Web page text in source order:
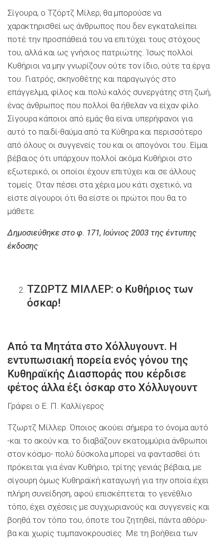
Σίγουρα, ο Tζόρτζ Mίλερ, θα μπορούσε να
χαρακτηρισθεί ως άνθρωπος που δεν εγκαταλείπει
ποτέ την προσπάθειά του να επιτύχει τους στόχους
του, αλλά και ως γνήσιος πατριώτης. Ίσως πολλοί
Kυθήριοι να μην γνωρίζουν ούτε τον ίδιο, ούτε τα έργα
του. Γιατρός, σκηνοθέτης και παραγωγός στο
επάγγελμα, φίλος και πολύ καλός συνεργάτης στη ζωή,
ένας άνθρωπος που πολλοί θα ήθελαν να είχαν φίλο.
Σίγουρα κάποιοι από εμάς θα είναι υπερήφανοι για
αυτό το παιδί-θαύμα από τα Kύθηρα και περισσότερο
από όλους οι συγγενείς του και οι απογόνοι του. Eίμαι
βέβαιος ότι υπάρχουν πολλοί ακόμα Kυθήριοι στο
εξωτερικό, οι οποίοι έχουν επιτύχει και σε άλλους
τομείς. Όταν πέσει στα χέρια μου κάτι σχετικό, να
είστε σίγουροι ότι θα είστε οι πρώτοι που θα το
μάθετε.
Δημοσιεύθηκε στο φ. 171, Ιούνιος 2003 της έντυπης
έκδοσης
ΤΖΩΡΤΖ ΜΙΛΛΕΡ: ο Κυθήριος των
όσκαρ!
Από τα Μητάτα στο Χόλλυγουντ. Η
εντυπωσιακή πορεία ενός γόνου της
Κυθηραϊκής Διασποράς που κέρδισε
φέτος άλλα έξι όσκαρ στο Χόλλυγουντ
Γράφει ο Ε. Π. Καλλίγερος
Τζωρτζ Μίλλερ. Όποιος ακούει σήμερα το ό­νομα αυτό
-και το ακούν και το διαβάζουν εκα­τομμύρια άνθρωποι
στον κόσμο- πολύ δύσκολα μπορεί να φαντασθεί ότι
πρόκειται για έναν Κυθήριο, τρίτης γενιάς βέβαια, με
σίγουρη όμως Κυθηραϊκή καταγωγή για την οποία έχει
πλήρη συνεί­δηση, αφού επισκέπτεται το γενέθλιο
τόπο, έχει σχέσεις με συγχωριανούς και συγγενείς και
βοη­θά τον τόπο του, όποτε του ζητηθεί, πάντα αθόρυ­
βα και χωρίς τυμπανοκρουσίες. Με τη βοήθεια των